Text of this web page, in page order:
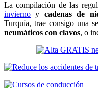
La compilación de las
invierno y cadenas de
Turquía, trae consigo una
neumáticos con clavos, o